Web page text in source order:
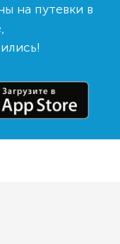
на путевки в